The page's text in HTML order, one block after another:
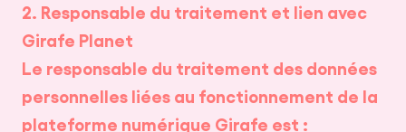
2. Responsable du traitement et lien avec
Girafe Planet
Le responsable du traitement des données
personnelles liées au fonctionnement de la
plateforme numérique Girafe est :